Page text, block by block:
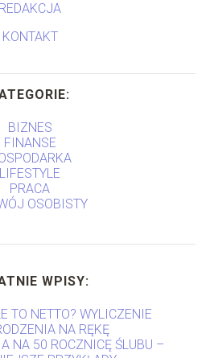
REDAKCJA
KONTAKT
BIZNES
FINANSE
LIFESTYLE
PRACA
OSOBISTY
WPISY:
TO NETTO? WYLICZENIE
NA RĘKĘ
NA 50 ROCZNICĘ ŚLUBU –